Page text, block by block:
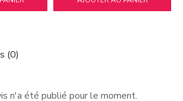
(0)
n'a été publié pour le moment.